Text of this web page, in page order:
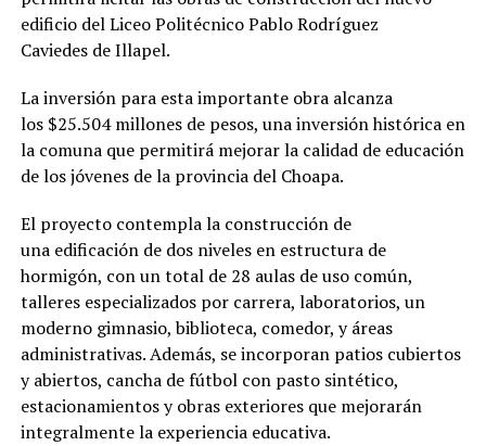
edificio del Liceo Politécnico Pablo Rodríguez
Caviedes de Illapel.
La inversión para esta importante obra alcanza
los $25.504 millones de pesos, una inversión histórica en
la comuna que permitirá mejorar la calidad de educación
de los jóvenes de la provincia del Choapa.
El proyecto contempla la construcción de
una edificación de dos niveles en estructura de
hormigón, con un total de 28 aulas de uso común,
talleres especializados por carrera, laboratorios, un
moderno gimnasio, biblioteca, comedor, y áreas
administrativas. Además, se incorporan patios cubiertos
y abiertos, cancha de fútbol con pasto sintético,
estacionamientos y obras exteriores que mejorarán
integralmente la experiencia educativa.